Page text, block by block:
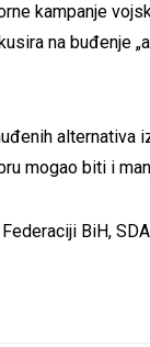
kampanje
na buđenje
alternativa
mogao biti i
BiH,